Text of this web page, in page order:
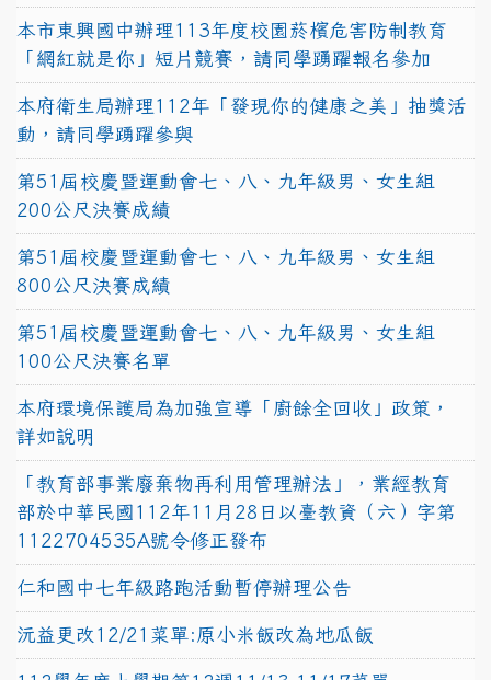
本市東興國中辦理113年度校園菸檳危害防制教育
「網紅就是你」短片競賽，請同學踴躍報名參加
本府衛生局辦理112年「發現你的健康之美」抽獎活
動，請同學踴躍參與
第51屆校慶暨運動會七、八、九年級男、女生組
200公尺決賽成績
第51屆校慶暨運動會七、八、九年級男、女生組
800公尺決賽成績
第51屆校慶暨運動會七、八、九年級男、女生組
100公尺決賽名單
本府環境保護局為加強宣導「廚餘全回收」政策，
詳如說明
「教育部事業廢棄物再利用管理辦法」，業經教育
部於中華民國112年11月28日以臺教資（六）字第
1122704535A號令修正發布
仁和國中七年級路跑活動暫停辦理公告
沅益更改12/21菜單:原小米飯改為地瓜飯